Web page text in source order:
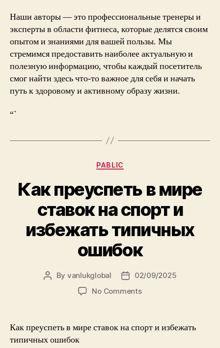
Наши авторы — это профессиональные тренеры и
эксперты в области фитнеса, которые делятся своим
опытом и знаниями для вашей пользы. Мы
стремимся предоставить наиболее актуальную и
полезную информацию, чтобы каждый посетитель
смог найти здесь что-то важное для себя и начать
путь к здоровому и активному образу жизни.
“`
Categories
PABLIC
Как преуспеть в мире
ставок на спорт и
избежать типичных
ошибок
Post
By vanlukglobal
Post
date
02/09/2025
No Commentson
мире
Как преуспеть в мире ставок на спорт и избежать
типичных ошибок